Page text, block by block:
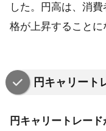
した。円高は、消
格が上昇することに
円キャリート
円キャリートレー